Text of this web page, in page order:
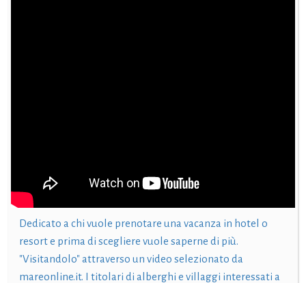
Dedicato a chi vuole prenotare una vacanza in hotel o
resort e prima di scegliere vuole saperne di più.
"Visitandolo" attraverso un video selezionato da
mareonline.it. I titolari di alberghi e villaggi interessati a